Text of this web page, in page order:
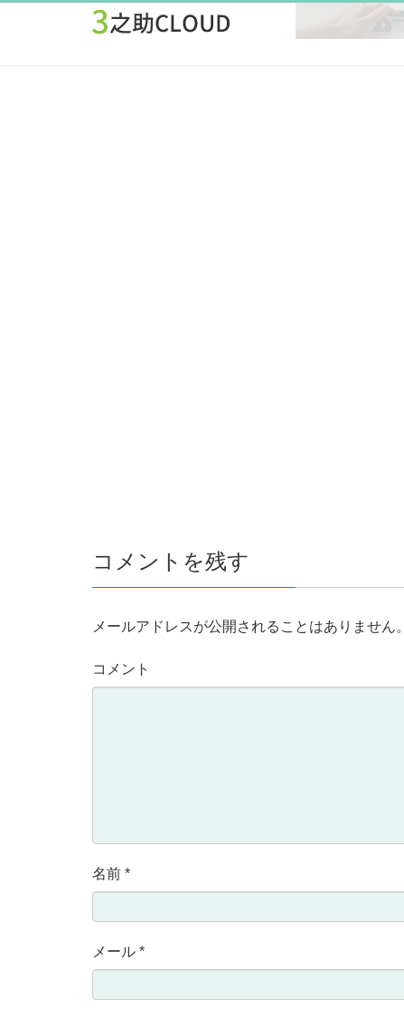
コメントを残す
メールアドレスが公開されることはありません。
コメント
名前 *
メール *